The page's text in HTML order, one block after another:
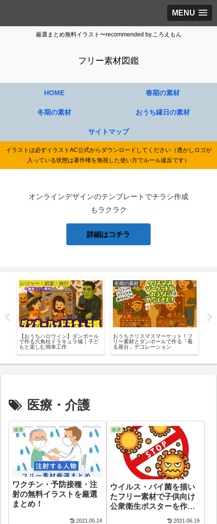
MENU
厳選まとめ無料イラスト〜recommended by.ころえもん
フリー素材図鑑
HOME 春期の素材
冬期の素材 おうち縁日の素材
サイトマップ
イラストは必ずイラストAC公式からダウンロードしてください（透かしロゴが
入っている状態は著作権を無視した使い方でルール違反です）
オンラインデザインのテンプレートでチラシ作成
もラクラク
詳細はコチラ
レジャー・娯楽・旅行
【おうちハロウィン】ダンボール
で作る六角柱ドラキュラ城｜子ど
もと楽しむ簡単工作
冬期の素材
おうちクリスマスマーケット！フ
リー素材とダンボールで作る「着
る屋台」デコレーション
医療・介護
健康
ワクチン・予防接種・注
射の無料イラストを厳選
まとめ！
2021.05.24
健康
ウイルス・バイ菌を描い
たフリー素材で子供向け
公衆衛生ポスターを作ろ
2021.06.19